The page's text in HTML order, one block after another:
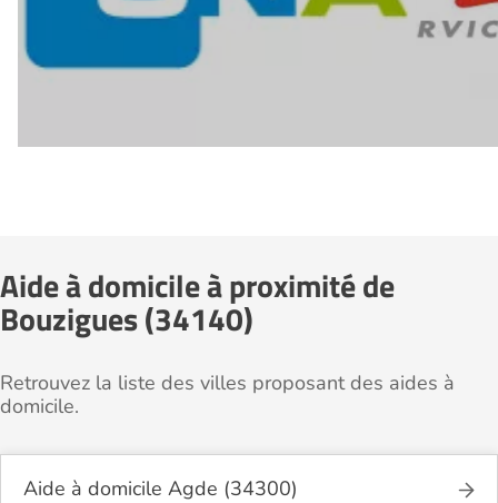
Aide à domicile à proximité de
Bouzigues (34140)
Retrouvez la liste des villes proposant des aides à
domicile.
Aide à domicile Agde (34300)